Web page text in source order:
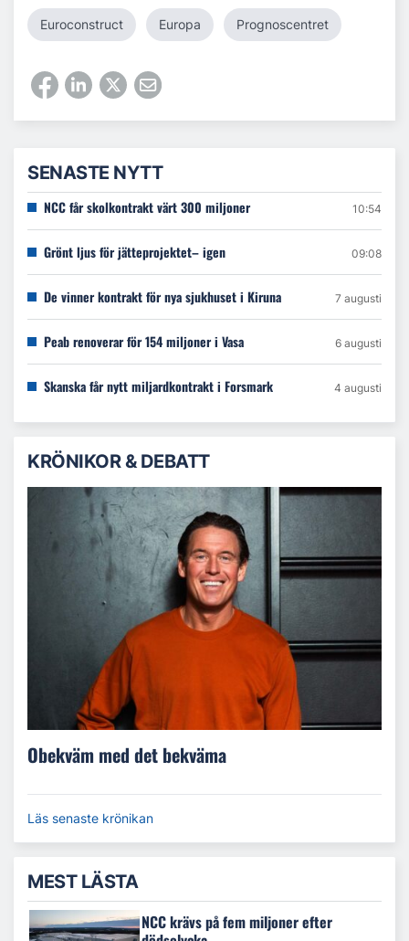
Euroconstruct Europa Prognoscentret
SENASTE NYTT
NCC får skolkontrakt värt 300 miljoner 10:54
Grönt ljus för jätteprojektet– igen 09:08
De vinner kontrakt för nya sjukhuset i Kiruna 7 augusti
Peab renoverar för 154 miljoner i Vasa 6 augusti
Skanska får nytt miljardkontrakt i Forsmark 4 augusti
KRÖNIKOR & DEBATT
Obekväm med det bekväma
Läs senaste krönikan
MEST LÄSTA
NCC krävs på fem miljoner efter